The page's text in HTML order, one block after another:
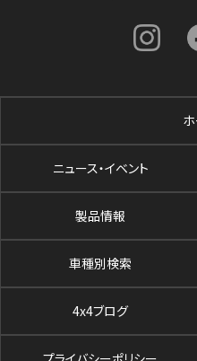
ニュース・イベント
製品情報
車種別検索
4x4ブログ